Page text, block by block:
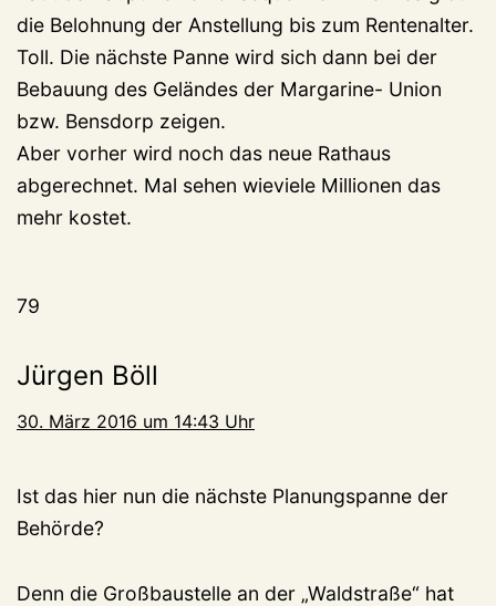
die Belohnung der Anstellung bis zum Rentenalter.
Toll. Die nächste Panne wird sich dann bei der
Bebauung des Geländes der Margarine- Union
bzw. Bensdorp zeigen.
Aber vorher wird noch das neue Rathaus
abgerechnet. Mal sehen wieviele Millionen das
mehr kostet.
79
Jürgen Böll
30. März 2016 um 14:43 Uhr
Ist das hier nun die nächste Planungspanne der
Behörde?
Denn die Großbaustelle an der „Waldstraße“ hat